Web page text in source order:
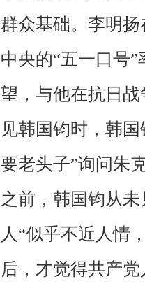
群众基础。李明
中央的“五一口号
望，与他在抗日
见韩国钧时，韩
要老头子”询问朱
之前，韩国钧从
人“似乎不近人情
后，才觉得共产